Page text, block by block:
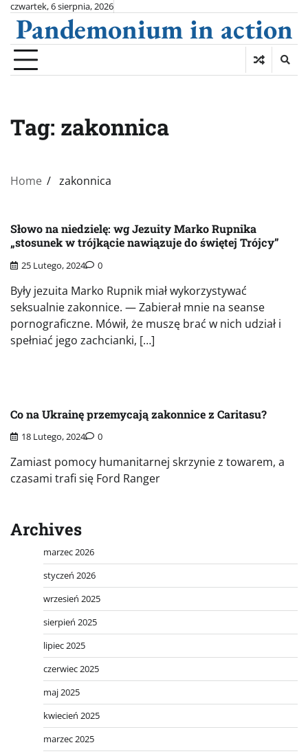
Skip
content
czwartek, 6 sierpnia, 2026
Pandemonium in action
Tag: zakonnica
Home zakonnica
Słowo na niedzielę: wg Jezuity Marko Rupnika
„stosunek w trójkącie nawiązuje do świętej Trójcy”
25 Lutego, 2024 0
Były jezuita Marko Rupnik miał wykorzystywać
seksualnie zakonnice. — Zabierał mnie na seanse
pornograficzne. Mówił, że muszę brać w nich udział i
spełniać jego zachcianki, […]
Co na Ukrainę przemycają zakonnice z Caritasu?
18 Lutego, 2024 0
Zamiast pomocy humanitarnej skrzynie z towarem, a
czasami trafi się Ford Ranger
Archives
marzec 2026
styczeń 2026
wrzesień 2025
sierpień 2025
lipiec 2025
czerwiec 2025
maj 2025
kwiecień 2025
marzec 2025